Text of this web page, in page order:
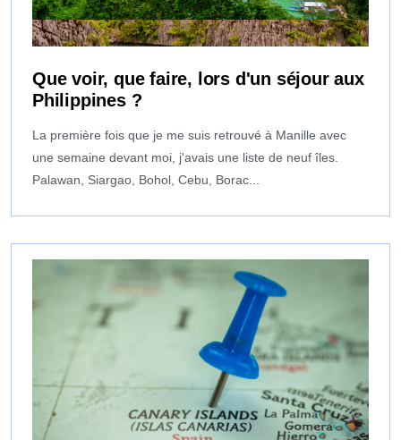
Que voir, que faire, lors d'un séjour aux
Philippines ?
La première fois que je me suis retrouvé à Manille avec
une semaine devant moi, j'avais une liste de neuf îles.
Palawan, Siargao, Bohol, Cebu, Borac...